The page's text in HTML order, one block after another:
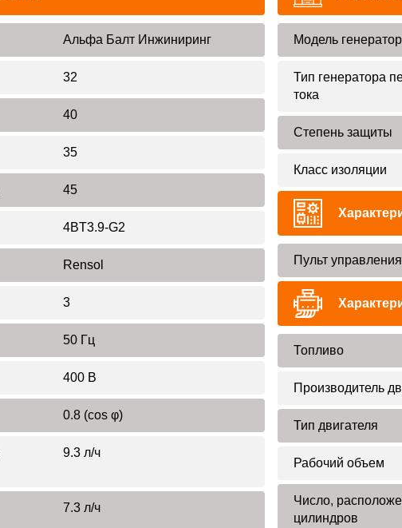
Альфа Балт Инжиниринг
32
40
35
45
4BT3.9-G2
Rensol
3
50 Гц
400 В
0.8 (cos φ)
9.3 л/ч
7.3 л/ч
Модель
Тип генератора
тока
Степень защиты
Класс изоляции
Пульт управления
Топливо
Производитель
Тип двигателя
Рабочий объем
Число,
цилиндров